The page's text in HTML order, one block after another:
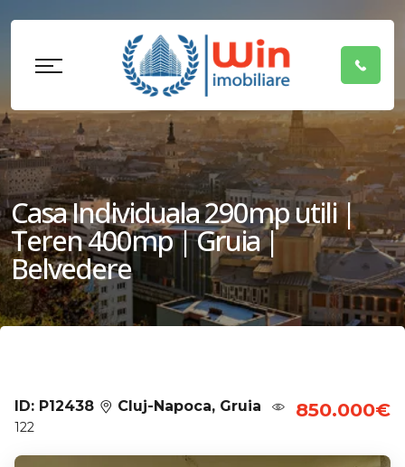
Casa Individuala 290mp utili |
Teren 400mp | Gruia |
Belvedere
ID: P12438 Cluj-Napoca, Gruia
122
850.000€